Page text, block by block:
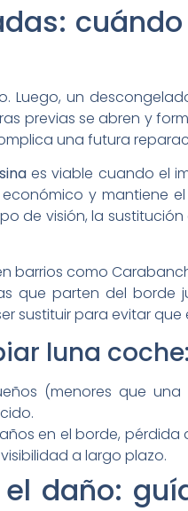
Luego, un
previas se abren y
una futura
es viable cuando el
y mantiene
de visión, la
barrios como
que parten del borde
sustituir para evitar
luna
(menores que
en el borde,
a largo plazo.
daño: